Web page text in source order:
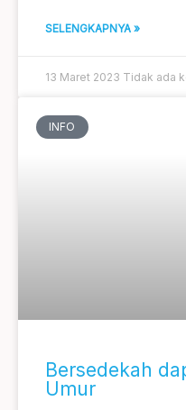
SELENGKAPNYA »
13 Maret 2023 Tidak ada
INFO
Bersedekah
Umur